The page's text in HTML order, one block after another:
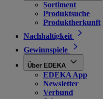
Sortiment
Produktsuche
Produktherkunft
Nachhaltigkeit
Gewinnspiele
Über EDEKA
EDEKA App
Newsletter
Verbund